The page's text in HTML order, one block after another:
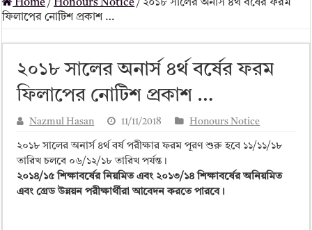
প্রাথমিক সহকারী শিক্ষক নিয়োগ পরীক্ষার চূড়ান্ত ফলাফল 2026 – Dpe gov bd
Primary Assistant Teacher Result 2026 | dpe.gov.bd result
primary viva result 2026 pdf download – dpe viva result
www dpe gov bd result 2026 pdf
ময়মনসিংহ বোর্ড এইচএসসি রেজাল্ট ২০২৫ – HSC Result 2025 Mymensingh
দিনাজপুর বোর্ড এইচএসসি রেজাল্ট ২০২৫ – HSC Result 2025 Dinajpur Board
Home / Honours Notice / ২০১৮ সালের অনার্স ৪র্থ বর্ষের ফরম
ফিলাপের নোটিশ প্রকাশ …
২০১৮ সালের অনার্স ৪র্থ বর্ষের ফরম
ফিলাপের নোটিশ প্রকাশ …
Nazmul Hasan 11/11/2018 Honours Notice
২০১৮ সালের অনার্স ৪র্থ বর্ষ পরীক্ষার ফরম পূরণ শুরু হবে ১১/১১/১৮
তারিখ চলবে ০৬/১২/১৮ তারিখ পর্যন্ত।
২০১৪/১৫ শিক্ষাবর্ষের নিয়মিত এবং ২০১৩/১৪ শিক্ষাবর্ষের অনিয়মিত
এবং গ্রেড উন্নয়ন পরীক্ষার্থীরা আবেদন করতে পারবে।